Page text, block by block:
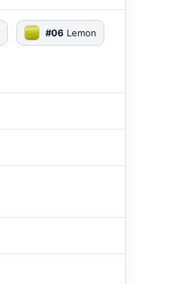
#06 Lemon